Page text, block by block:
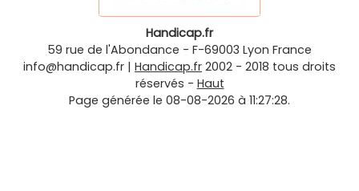
Handicap.fr
59 rue de l'Abondance - F-69003 Lyon France
info@handicap.fr | Handicap.fr 2002 - 2018 tous droits
réservés - Haut
Page générée le 08-08-2026 à 11:27:28.